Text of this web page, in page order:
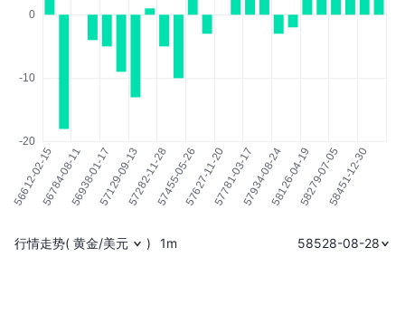
行情走势( 黄金/美元 ) 1m 58528-08-28